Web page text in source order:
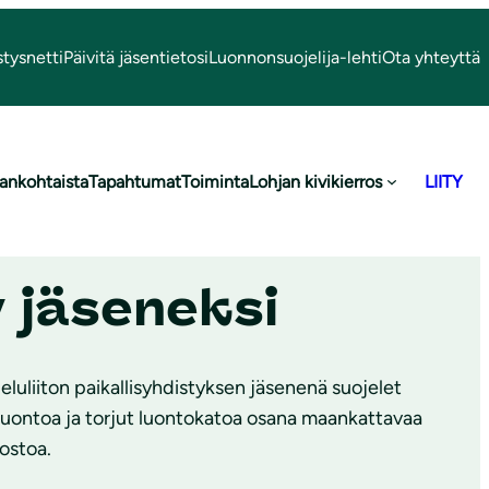
Päivitä jäsentietosiLuonnonsuojelija-lehtiOta yhteyttä
TapahtumatToimintaLohjan kivikierros LIITY
jäseneksi
paikallisyhdistyksen jäsenenä suojelet
ja torjut luontokatoa osana maankattavaa